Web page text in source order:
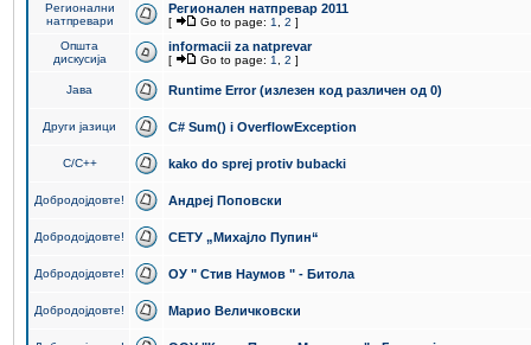
Регионални
натпревари
Регионален натпревар 2011
[ Go to page: 1 2 ]
Општа
дискусија
informacii za natprevar
[ Go to page: 1 2 ]
Јава Runtime Error (излезен код различен од 0)
Други јазици C# Sum() i OverflowException
C/C++ kako do sprej protiv bubacki
Добродојдовте! Андреј Поповски
Добродојдовте! СЕТУ „Михајло Пупин“
Добродојдовте! ОУ " Стив Наумов " - Битола
Добродојдовте! Марио Величковски